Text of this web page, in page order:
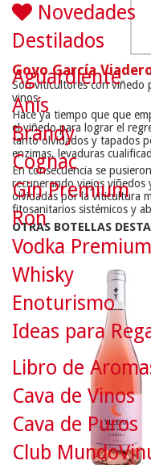
Goyo García
Son viticultores con viñedo
vinos.
Hace ya tiempo que que
el viñedo para lograr el
tanto olvidados y tapados
enzimas, levaduras
En consecuencia se
recuperando viejos viñedos
olvidadas por la viticultura
fitosanitarios sistémicos y
OTRAS BOTELLAS
Novedades
Destilados
Aguardiente
Anís
Brandy
Cognac
Gin Premium
Ron
Vodka Premium
Whisky
Enoturismo
Ideas para
Libro de
Cava de Vinos
Cava de Puros
Club